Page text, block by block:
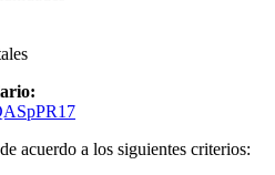
acuerdo a los siguientes criterios: